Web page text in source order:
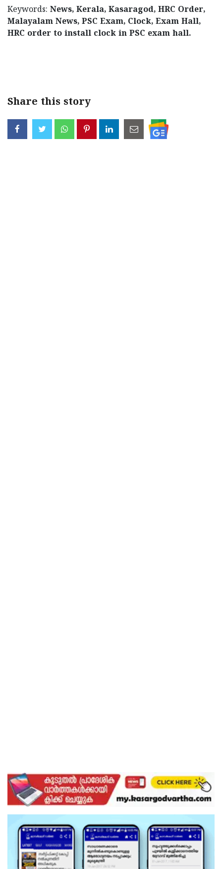
Keywords: News, Kerala, Kasaragod, HRC Order,
Malayalam News, PSC Exam, Clock, Exam Hall,
HRC order to install clock in PSC exam hall.
Share this story